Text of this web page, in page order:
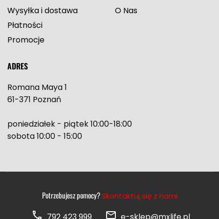
Wysyłka i dostawa
Płatności
Promocje
O Nas
ADRES
Romana Maya 1
61-371 Poznań
poniedziałek - piątek 10:00-18:00
sobota 10:00 - 15:00
Potrzebujesz pomocy?Skontaktuj się z nami
792 423 999 e-sklep@mxlife.pl